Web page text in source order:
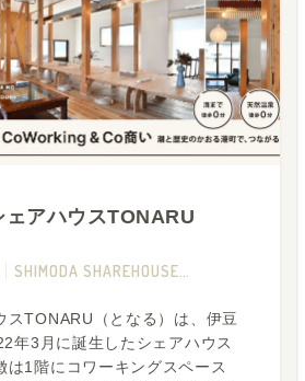
ェアハウスTONARU
画像一覧
運営者
スTONARU（となる）は、伊豆
年3月に誕生したシェアハウス
は1階にコワーキングスペース